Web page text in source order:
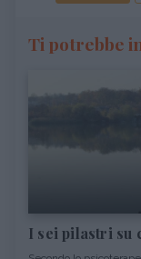
Ti potrebbe
I sei pilastri su